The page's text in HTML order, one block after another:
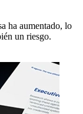
ha aumentado, lo
un riesgo.